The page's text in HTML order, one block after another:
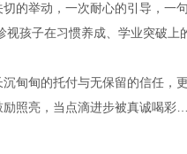
的举动，一次耐心的引导，一
孩子在习惯养成、学业突破上
甸甸的托付与无保留的信任，
励照亮，当点滴进步被真诚喝